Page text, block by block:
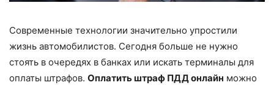
Современные технологии значительно упростили
жизнь автомобилистов. Сегодня больше не нужно
стоять в очередях в банках или искать терминалы для
оплаты штрафов. Оплатить штраф ПДД онлайн можно